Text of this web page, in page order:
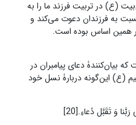
(ع) در تربیت فرزند ما را به
به فرزندان دعوت می‌کند و
همین اساس بوده است.
بیان‌کنندۀ دعای پیامبران در
(ع) این‌گونه دربارۀ نسل خود
وَ تَقَبَّل دُعاءِ.[20]